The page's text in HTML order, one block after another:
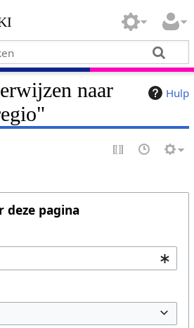
Hulp
naar
deze pagina